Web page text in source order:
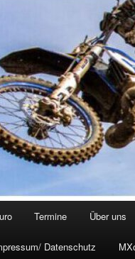
Termine Über uns
Datenschutz